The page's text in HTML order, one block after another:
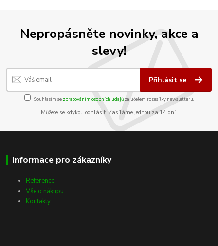
Nepropásněte novinky, akce a
slevy!
Přihlásit se
Souhlasím se zpracováním osobních údajůza účelem rozesílky newsletteru.
Můžete se kdykoli odhlásit. Zasíláme jednou za 14 dní.
Informace pro zákazníky
Reference
Vše o nákupu
Kontakty